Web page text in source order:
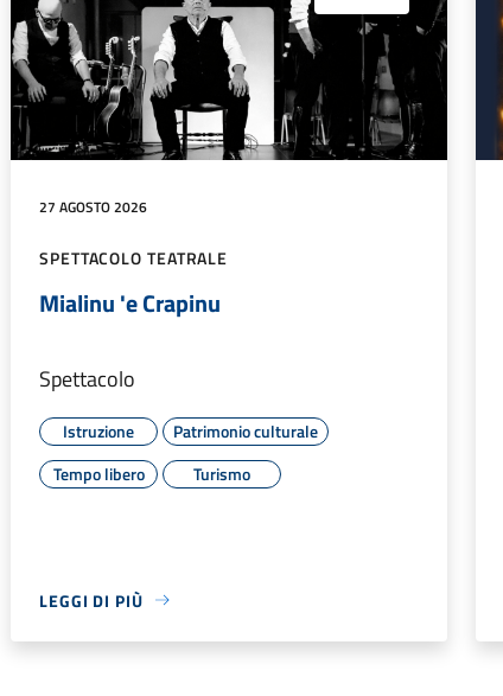
27 AGOSTO 2026
SPETTACOLO TEATRALE
Mialinu 'e Crapinu
Spettacolo
Istruzione
Patrimonio culturale
Tempo libero
Turismo
LEGGI DI PIÙ